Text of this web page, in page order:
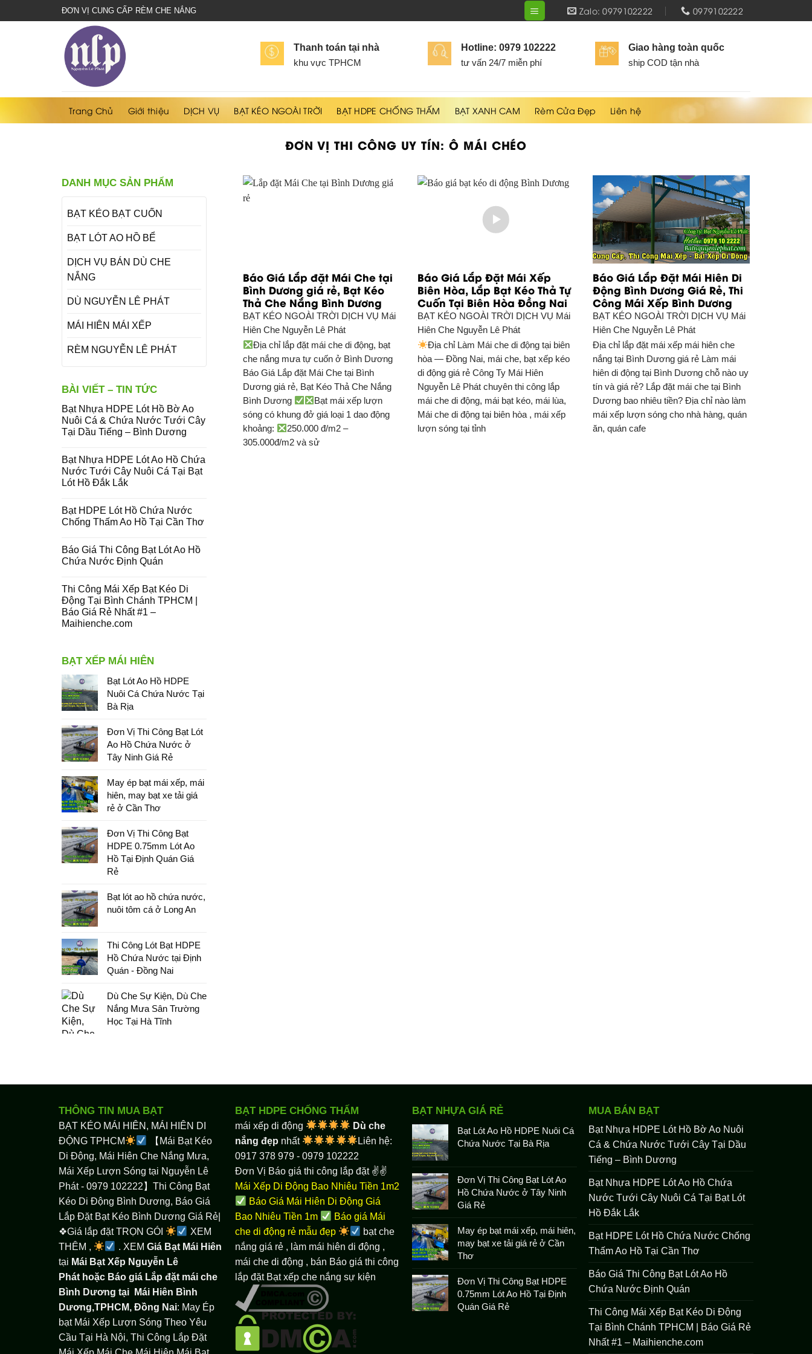
che
ĐƠN VỊ CUNG CẤP RÈM CHE NẮNG Zalo: 0979102222 0979102222
Thanh toán tại nhà
khu vực TPHCM
Hotline: 0979 102222
tư vấn 24/7 miễn phí
Giao hàng toàn quốc
ship COD tận nhà
Trang Chủ Giới thiệu DỊCH VỤ BẠT KÉO NGOÀI TRỜI BẠT HDPE CHỐNG THẤM BẠT XANH CAM Rèm Cửa Đẹp Liên hệ
ĐƠN VỊ THI CÔNG UY TÍN: Ô MÁI CHÉO
DANH MỤC SẢN PHẨM
BẠT KÉO BẠT CUỐN
BẠT LÓT AO HỒ BỂ
DỊCH VỤ BÁN DÙ CHE
NẮNG
DÙ NGUYỄN LÊ PHÁT
MÁI HIÊN MÁI XẾP
RÈM NGUYỄN LÊ PHÁT
BÀI VIẾT – TIN TỨC
Bạt Nhựa HDPE Lót Hồ Bờ Ao
Nuôi Cá & Chứa Nước Tưới Cây
Tại Dầu Tiếng – Bình Dương
Bạt Nhựa HDPE Lót Ao Hồ Chứa
Nước Tưới Cây Nuôi Cá Tại Bạt
Lót Hồ Đắk Lắk
Bạt HDPE Lót Hồ Chứa Nước
Chống Thấm Ao Hồ Tại Cần Thơ
Báo Giá Thi Công Bạt Lót Ao Hồ
Chứa Nước Định Quán
Thi Công Mái Xếp Bạt Kéo Di
Động Tại Bình Chánh TPHCM |
Báo Giá Rẻ Nhất #1 –
Maihienche.com
BẠT XẾP MÁI HIÊN
Bạt Lót Ao Hồ HDPE
Nuôi Cá Chứa Nước Tại
Bà Rịa
Đơn Vị Thi Công Bạt Lót
Ao Hồ Chứa Nước ở
Tây Ninh Giá Rẻ
May ép bạt mái xếp, mái
hiên, may bạt xe tải giá
rẻ ở Cần Thơ
Đơn Vị Thi Công Bạt
HDPE 0.75mm Lót Ao
Hồ Tại Định Quán Giá
Rẻ
Bạt lót ao hồ chứa nước,
nuôi tôm cá ở Long An
Thi Công Lót Bạt HDPE
Hồ Chứa Nước tại Định
Quán - Đồng Nai
Dù Che Sự Kiện, Dù Che
Nắng Mưa Sân Trường
Học Tại Hà Tĩnh
Báo Giá Lắp đặt Mái Che tại
Bình Dương giá rẻ, Bạt Kéo
Thả Che Nắng Bình Dương
BẠT KÉO NGOÀI TRỜI DỊCH VỤ Mái
Hiên Che Nguyễn Lê Phát
Địa chỉ lắp đặt mái che di động, bạt
che nắng mưa tự cuốn ở Bình Dương
Báo Giá Lắp đặt Mái Che tại Bình
Dương giá rẻ, Bạt Kéo Thả Che Nắng
Bình Dương
Bạt mái xếp lượn
sóng có khung đở giá loại 1 dao động
khoảng:
250.000 đ/m2 –
305.000đ/m2 và sử
Báo Giá Lắp Đặt Mái Xếp
Biên Hòa, Lắp Bạt Kéo Thả Tự
Cuốn Tại Biên Hòa Đồng Nai
BẠT KÉO NGOÀI TRỜI DỊCH VỤ Mái
Hiên Che Nguyễn Lê Phát
Địa chỉ Làm Mái che di động tại biên
hòa — Đồng Nai, mái che, bạt xếp kéo
di động giá rẻ Công Ty Mái Hiên
Nguyễn Lê Phát chuyên thi công lắp
mái che di động, mái bạt kéo, mái lùa,
Mái che di động tại biên hòa , mái xếp
lượn sóng tại tỉnh
Báo Giá Lắp Đặt Mái Hiên Di
Động Bình Dương Giá Rẻ, Thi
Công Mái Xếp Bình Dương
BẠT KÉO NGOÀI TRỜI DỊCH VỤ Mái
Hiên Che Nguyễn Lê Phát
Địa chỉ lắp đặt mái xếp mái hiên che
nắng tại Bình Dương giá rẻ Làm mái
hiên di động tại Bình Dương chỗ nào uy
tín và giá rẻ? Lắp đặt mái che tại Bình
Dương bao nhiêu tiền? Địa chỉ nào làm
mái xếp lượn sóng cho nhà hàng, quán
ăn, quán cafe
THÔNG TIN MUA BẠT
BẠT KÉO MÁI HIÊN, MÁI HIÊN DI
ĐỘNG TPHCM
【Mái Bạt Kéo
Di Động, Mái Hiên Che Nắng Mưa,
Mái Xếp Lượn Sóng tại Nguyễn Lê
Phát - 0979 102222】Thi Công Bạt
Kéo Di Động Bình Dương, Báo Giá
Lắp Đặt Bạt Kéo Bình Dương Giá Rẻ|
❖Giá lắp đặt TRỌN GÓI
XEM
THÊM ,
. XEM Giá Bạt Mái Hiên
tại Mái Bạt Xếp Nguyễn Lê
Phát hoặc Báo giá Lắp đặt mái che
Bình Dương tại Mái Hiên Bình
Dương,TPHCM, Đồng Nai: May Ép
bạt Mái Xếp Lượn Sóng Theo Yêu
Cầu Tại Hà Nội, Thi Công Lắp Đặt
BẠT HDPE CHỐNG THẤM
mái xếp di động
Dù che
nắng đẹp nhất
Liên hệ:
0917 378 979 - 0979 102222
Đơn Vị Báo giá thi công lắp đặt ✌✌
Mái Xếp Di Động Bao Nhiêu Tiền 1m2
Báo Giá Mái Hiên Di Động Giá
Bao Nhiêu Tiền 1m
Báo giá Mái
che di động rẻ mẫu đẹp
bạt che
nắng giá rẻ , làm mái hiên di động ,
mái che di động , bán Báo giá thi công
lắp đặt Bạt xếp che nắng sự kiện
BẠT NHỰA GIÁ RẺ
Bạt Lót Ao Hồ HDPE Nuôi Cá
Chứa Nước Tại Bà Rịa
Đơn Vị Thi Công Bạt Lót Ao
Hồ Chứa Nước ở Tây Ninh
Giá Rẻ
May ép bạt mái xếp, mái hiên,
may bạt xe tải giá rẻ ở Cần
Thơ
Đơn Vị Thi Công Bạt HDPE
0.75mm Lót Ao Hồ Tại Định
Quán Giá Rẻ
MUA BÁN BẠT
Bạt Nhựa HDPE Lót Hồ Bờ Ao Nuôi
Cá & Chứa Nước Tưới Cây Tại Dầu
Tiếng – Bình Dương
Bạt Nhựa HDPE Lót Ao Hồ Chứa
Nước Tưới Cây Nuôi Cá Tại Bạt Lót
Hồ Đắk Lắk
Bạt HDPE Lót Hồ Chứa Nước Chống
Thấm Ao Hồ Tại Cần Thơ
Báo Giá Thi Công Bạt Lót Ao Hồ
Chứa Nước Định Quán
Thi Công Mái Xếp Bạt Kéo Di Động
Tại Bình Chánh TPHCM | Báo Giá Rẻ
Nhất #1 – Maihienche.com